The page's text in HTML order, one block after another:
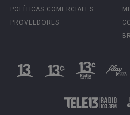
POLÍTICAS COMERCIALES
PROVEEDORES